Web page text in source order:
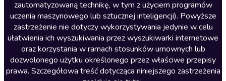
Podcasty i audycje
Polityka
Prasa
Religia
Romans
zautomatyzowaną technikę, w tym z użyciem programów
uczenia maszynowego lub sztucznej inteligencji). Powyższe
zastrzeżenie nie dotyczy wykorzystywania jedynie w celu
ułatwienia ich wyszukiwania przez wyszukiwarki internetowe
oraz korzystania w ramach stosunków umownych lub
dozwolonego użytku określonego przez właściwe przepisy
prawa. Szczegółowa treść dotycząca niniejszego zastrzeżenia